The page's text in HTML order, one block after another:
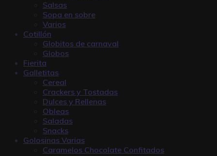
Salsas
Sopa en sobre
Varios
Cotillón
Globitos de carnaval
Globos
Fierita
Galletitas
Cereal
Crackers y Tostadas
Dulces y Rellenas
Obleas
Saladas
Snacks
Golosinas Varias
Caramelos Chocolate Confitados